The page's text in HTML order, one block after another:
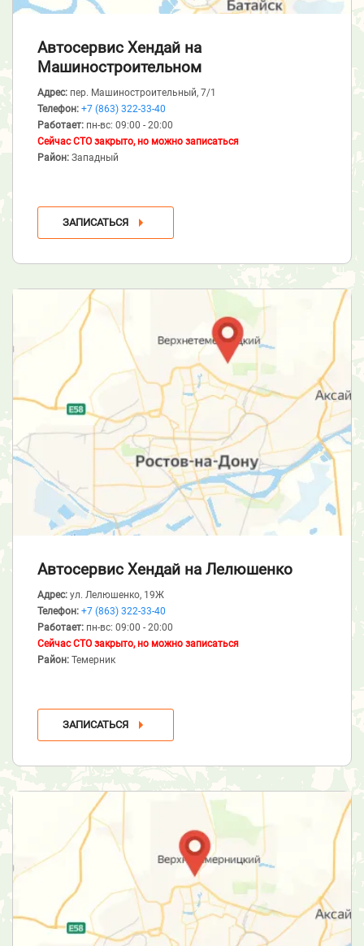
Автосервис Хендай на
Машиностроительном
Адрес: пер. Машиностроительный, 7/1
Телефон: +7 (863) 322-33-40
Работает: пн-вс: 09:00 - 20:00
Сейчас СТО закрыто, но можно записаться
Район: Западный
ЗАПИСАТЬСЯ
Автосервис Хендай на Лелюшенко
Адрес: ул. Лелюшенко, 19Ж
Телефон: +7 (863) 322-33-40
Работает: пн-вс: 09:00 - 20:00
Сейчас СТО закрыто, но можно записаться
Район: Темерник
ЗАПИСАТЬСЯ